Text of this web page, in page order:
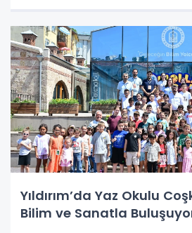
Yıldırım’da Yaz Okulu
Bilim ve Sanatla